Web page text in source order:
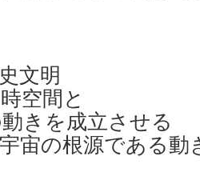
文明
空間と
きを成立させる
宙の根源である動